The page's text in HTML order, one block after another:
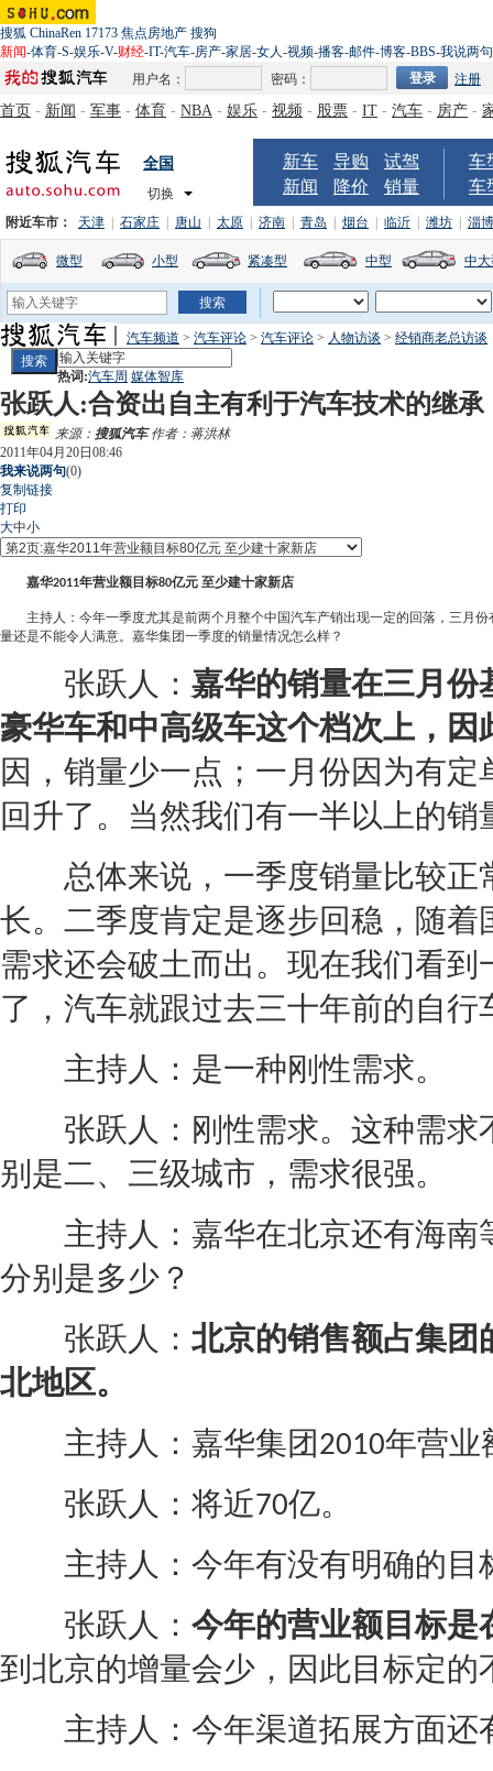
搜狐 ChinaRen 17173 焦点房地产 搜狗
新闻-体育-S-娱乐-V-财经-IT-汽车-房产-家居-女人-视频-播客-邮件-博客-BBS-我说两句
用户名：
密码： 注册
首页 - 新闻 - 军事 - 体育 - NBA - 娱乐 - 视频 - 股票 - IT - 汽车 - 房产 -
全国
切换
新车 导购
试驾
新闻
降价 销量
车
车
附近车市： 天津 石家庄 唐山 太原 济南 青岛 烟台 临沂 潍坊 淄博
微型 小型 紧凑型 中型 中
汽车频道 > 汽车评论 > 汽车评论 > 人物访谈 > 经销商老总访谈
热词:汽车周 媒体智库
张跃人:合资出自主有利于汽车技术的继承
来源： 搜狐汽车作者：蒋洪林
2011年04月20日08:46
我来说两句(0)
复制链接
打印
大中小
嘉华2011年营业额目标80亿元 至少建十家新店
主持人：今年一季度尤其是前两个月整个中国汽车产销出现一定的回落，三月
量还是不能令人满意。 嘉华集团一季度的销量情况怎么样？
张跃人： 嘉华的销量在三月份
豪华车和中高级车这个档次上，因
因，销量少一点；一月份因为有
回升了。当然我们有一半以上的
总体来说，一季度销量比较正
长。二季度肯定是逐步回稳，随
需求还会破土而出。现在我们看
了，汽车就跟过去三十年前的自行
主持人：是一种刚性需求。
张跃人：刚性需求。这种需求
别是二、三级城市，需求很强。
主持人： 嘉华在北京还有海南
分别是多少？
张跃人： 北京的销售额占集团
北地区。
主持人： 嘉华集团 2010年营业
张跃人：将近70亿。
主持人：今年有没有明确的目
张跃人： 今年的营业额目标是
到北京的增量会少，因此目标定的
主持人：今年渠道拓展方面还